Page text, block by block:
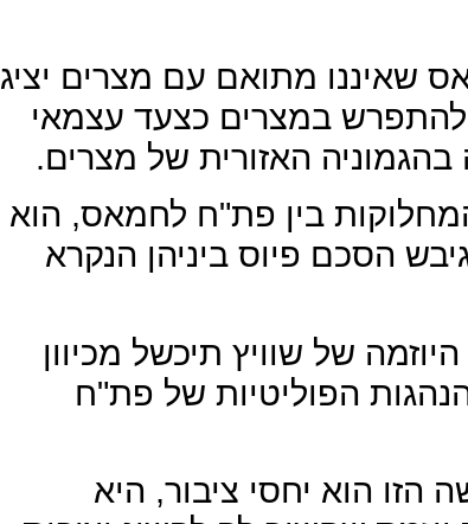
שאיננו מתואם עם מצרים יציג
במצרים כצעד עצמאי
האזורית של מצרים.
בין פת"ח לחמאס, הוא
שנים רבות וב2011 אף גיבש הסכם פיוס ביניהן הנקרא
של שוויץ תיכשל מכיוון
הפוליטיות של פת"ח
הזו הוא יחסי ציבור, היא